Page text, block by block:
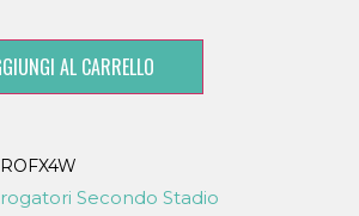
AL CARRELLO
Secondo Stadio